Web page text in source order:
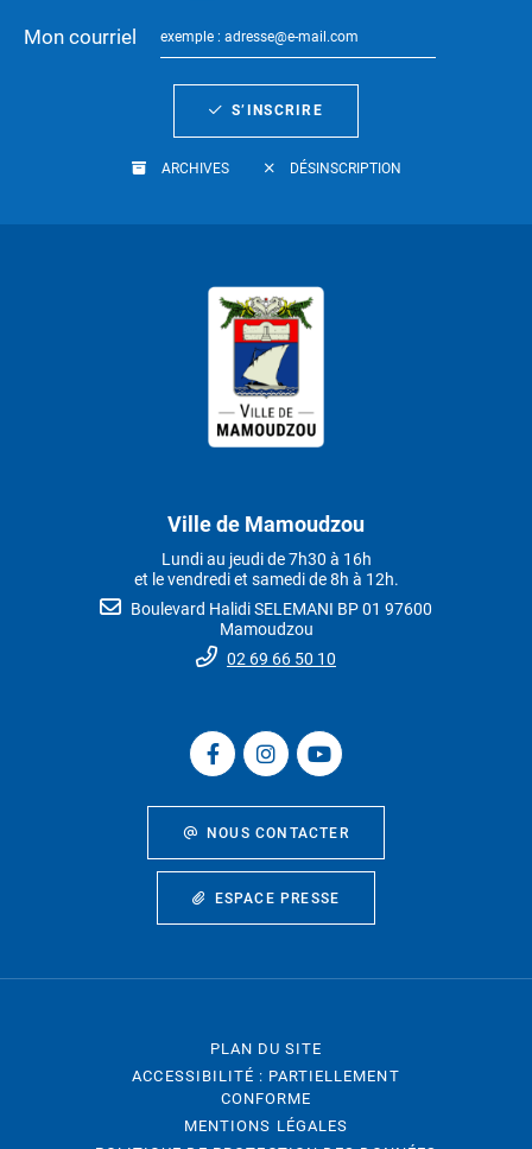
Mon courriel
S’INSCRIRE
ARCHIVES DÉSINSCRIPTION
Ville de Mamoudzou
Lundi au jeudi de 7h30 à 16h
et le vendredi et samedi de 8h à 12h.
Boulevard Halidi SELEMANI BP 01 97600
Mamoudzou
02 69 66 50 10
NOUS CONTACTER
ESPACE PRESSE
PLAN DU SITE
ACCESSIBILITÉ : PARTIELLEMENT
CONFORME
MENTIONS LÉGALES